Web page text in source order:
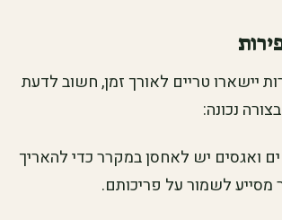
יישארו טריים לאורך זמן, חשוב לדעת
נכונה:
ואגסים יש לאחסן במקרר כדי להאריך
מסייע לשמור על פריכותם.